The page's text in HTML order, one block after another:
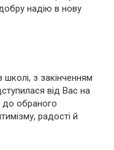
надію в нову
з закінченням
від Вас на
до обраного
радості й